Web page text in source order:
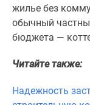
жилье без
обычный
бюджета —
Читайте также:
Надежность